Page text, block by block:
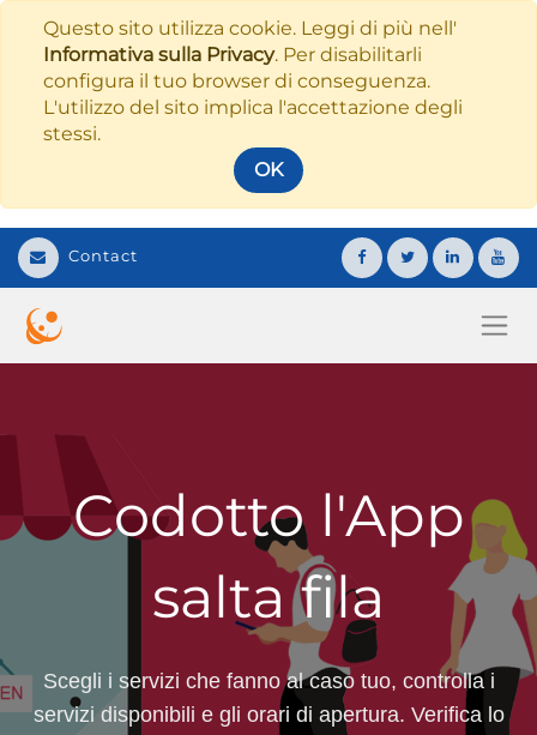
Questo sito utilizza cookie. Leggi di più nell'
Informativa sulla Privacy. Per disabilitarli
configura il tuo browser di conseguenza.
L'utilizzo del sito implica l'accettazione degli
stessi.
OK
Contact
Codotto l'App
salta fila
Scegli i servizi che fanno al caso tuo, controlla i
servizi disponibili e gli orari di apertura. Verifica lo